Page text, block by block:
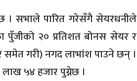
। सभाले पारित गरेसँगै सेयरधनीले
पुँजीको २० प्रतिशत बोनस सेयर र
गरी) नगद लाभांश पाउने छन् ।
५४ हजार पुग्नेछ ।